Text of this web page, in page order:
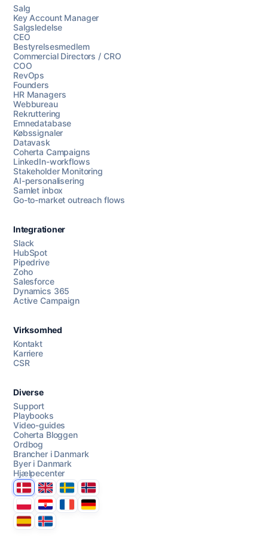
Chat med os
AI Campaign Assist
Salg
Key Account Manager
Salgsledelse
CEO
Bestyrelsesmedlem
Commercial Directors / CRO
COO
RevOps
Founders
HR Managers
Webbureau
Rekruttering
Emnedatabase
Købssignaler
Datavask
Coherta Campaigns
LinkedIn-workflows
Stakeholder Monitoring
AI-personalisering
Samlet inbox
Go-to-market outreach flows
Integrationer
Slack
HubSpot
Pipedrive
Zoho
Salesforce
Dynamics 365
Active Campaign
Virksomhed
Kontakt
Karriere
CSR
Diverse
Support
Playbooks
Video-guides
Coherta Bloggen
Ordbog
Brancher i Danmark
Byer i Danmark
Hjælpecenter
DanmarkUnited Kingdom
SverigeNorge
PolskaHrvatskaFranceDeutschland
EspanaÍsland